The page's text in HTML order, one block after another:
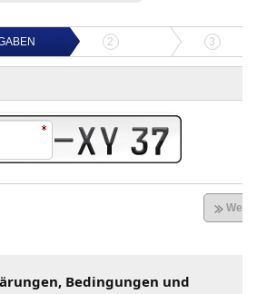
, Bedingungen und